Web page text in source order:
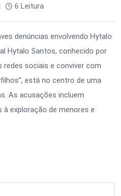
6 Leitura
denúncias envolvendo Hytalo
Hytalo Santos, conhecido por
redes sociais e conviver com
está no centro de uma
As acusações incluem
exploração de menores e